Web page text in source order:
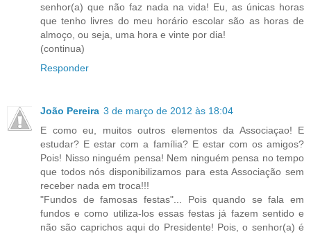
senhor(a) que não faz nada na vida! Eu, as únicas horas
que tenho livres do meu horário escolar são as horas de
almoço, ou seja, uma hora e vinte por dia!
(continua)
Responder
João Pereira 3 de março de 2012 às 18:04
E como eu, muitos outros elementos da Associaçao! E
estudar? E estar com a família? E estar com os amigos?
Pois! Nisso ninguém pensa! Nem ninguém pensa no tempo
que todos nós disponibilizamos para esta Associação sem
receber nada em troca!!!
"Fundos de famosas festas"... Pois quando se fala em
fundos e como utiliza-los essas festas já fazem sentido e
não são caprichos aqui do Presidente! Pois, o senhor(a) é